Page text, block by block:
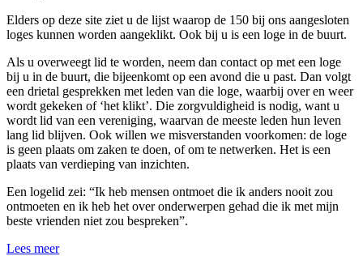
Elders op deze site ziet u de lijst waarop de 150 bij ons aangesloten
loges kunnen worden aangeklikt. Ook bij u is een loge in de buurt.
Als u overweegt lid te worden, neem dan contact op met een loge
bij u in de buurt, die bijeenkomt op een avond die u past. Dan volgt
een drietal gesprekken met leden van die loge, waarbij over en weer
wordt gekeken of ‘het klikt’. Die zorgvuldigheid is nodig, want u
wordt lid van een vereniging, waarvan de meeste leden hun leven
lang lid blijven. Ook willen we misverstanden voorkomen: de loge
is geen plaats om zaken te doen, of om te netwerken. Het is een
plaats van verdieping van inzichten.
Een logelid zei: “Ik heb mensen ontmoet die ik anders nooit zou
ontmoeten en ik heb het over onderwerpen gehad die ik met mijn
beste vrienden niet zou bespreken”.
Lees meer